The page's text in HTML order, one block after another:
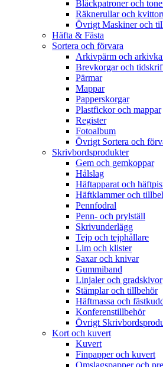
Bläckpatroner och
Räknerullar och
Övrigt Maskiner och
Häfta & Fästa
Sortera och förvara
Arkivpärm och
Brevkorgar och
Pärmar
Mappar
Papperskorgar
Plastfickor och mappar
Register
Fotoalbum
Övrigt Sortera och
Skrivbordsprodukter
Gem och gemkoppar
Hålslag
Häftapparat och
Häftklammer och
Pennfodral
Penn- och prylställ
Skrivunderlägg
Tejp och tejphållare
Lim och klister
Saxar och knivar
Gummiband
Linjaler och gradskivor
Stämplar och tillbehör
Häftmassa och
Konferenstillbehör
Övrigt
Kort och kuvert
Kuvert
Finpapper och kuvert
Omslagspapper och